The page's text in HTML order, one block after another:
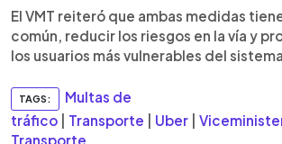
El VMT reiteró que ambas medidas
común, reducir los riesgos en la vía y
los usuarios más vulnerables del
TAGS:
Multas de
tráfico
Transporte Uber
Transporte